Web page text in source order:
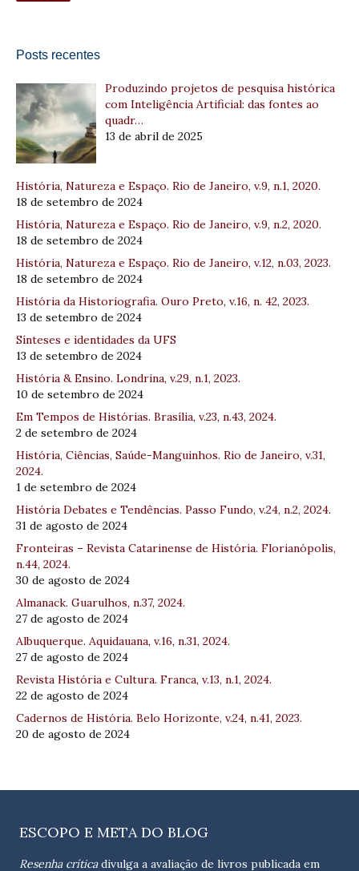
Posts recentes
Produzindo projetos de pesquisa histórica
com Inteligência Artificial: das fontes ao
quadr…
13 de abril de 2025
História, Natureza e Espaço. Rio de Janeiro, v.9, n.1, 2020.
18 de setembro de 2024
História, Natureza e Espaço. Rio de Janeiro, v.9, n.2, 2020.
18 de setembro de 2024
História, Natureza e Espaço. Rio de Janeiro, v.12, n.03, 2023.
18 de setembro de 2024
História da Historiografia. Ouro Preto, v.16, n. 42, 2023.
13 de setembro de 2024
Sínteses e identidades da UFS
13 de setembro de 2024
História & Ensino. Londrina, v.29, n.1, 2023.
10 de setembro de 2024
Em Tempos de Histórias. Brasília, v.23, n.43, 2024.
2 de setembro de 2024
História, Ciências, Saúde-Manguinhos. Rio de Janeiro, v.31,
2024.
1 de setembro de 2024
História Debates e Tendências. Passo Fundo, v.24, n.2, 2024.
31 de agosto de 2024
Fronteiras – Revista Catarinense de História. Florianópolis,
n.44, 2024.
30 de agosto de 2024
Almanack. Guarulhos, n.37, 2024.
27 de agosto de 2024
Albuquerque. Aquidauana, v.16, n.31, 2024.
27 de agosto de 2024
Revista História e Cultura. Franca, v.13, n.1, 2024.
22 de agosto de 2024
Cadernos de História. Belo Horizonte, v.24, n.41, 2023.
20 de agosto de 2024
ESCOPO E META DO BLOG
Resenha críticadivulga a avaliação de livros publicada em